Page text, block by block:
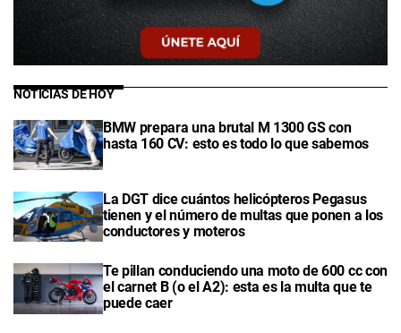
NOTICIAS DE HOY
BMW prepara una brutal M 1300 GS con
hasta 160 CV: esto es todo lo que sabemos
La DGT dice cuántos helicópteros Pegasus
tienen y el número de multas que ponen a los
conductores y moteros
Te pillan conduciendo una moto de 600 cc con
el carnet B (o el A2): esta es la multa que te
puede caer